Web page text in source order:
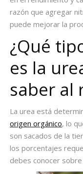
razón que agregar
puede mejorar la
¿Qué
es la
saber al
La urea está
origen orgánico, lo
son sacados de la
los porcentajes
debes conocer